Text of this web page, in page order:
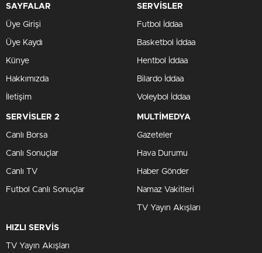
SAYFALAR
Üye Girişi
Üye Kaydı
Künye
Hakkımızda
İletişim
SERVİSLER
Futbol İddaa
Basketbol İddaa
Hentbol İddaa
Bilardo İddaa
Voleybol İddaa
SERVİSLER 2
Canlı Borsa
Canlı Sonuçlar
Canlı TV
Futbol Canlı Sonuçlar
MULTİMEDYA
Gazeteler
Hava Durumu
Haber Gönder
Namaz Vakitleri
TV Yayın Akışları
HIZLI SERVİS
TV Yayın Akışları